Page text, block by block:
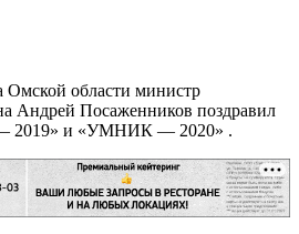
Омской области министр
Андрей Посаженников поздравил
2019» и «УМНИК — 2020» .